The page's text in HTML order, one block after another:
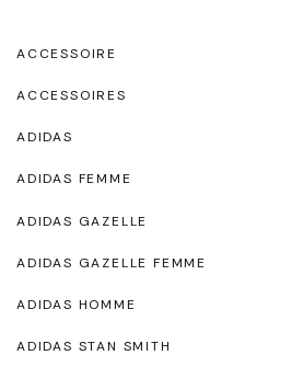
ACCESSOIRE
ACCESSOIRES
ADIDAS
ADIDAS FEMME
ADIDAS GAZELLE
ADIDAS GAZELLE FEMME
ADIDAS HOMME
ADIDAS STAN SMITH